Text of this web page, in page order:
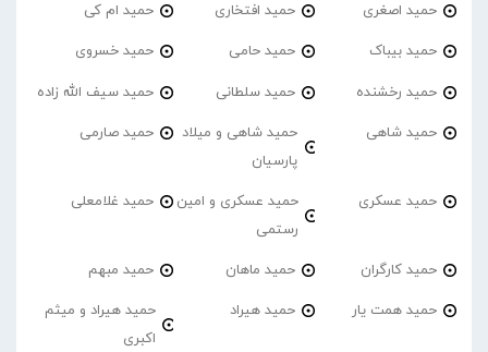
حمید اصغری حمید افتخاری حمید ام کی
حمید بیباک حمید حامی حمید خسروی
حمید رخشنده حمید سلطانی حمید سیف الله زاده
حمید شاهی
حمید شاهی و میلاد
پارسیان
حمید صارمی
حمید عسکری
حمید عسکری و امین
رستمی
حمید غلامعلی
حمید کارگران حمید ماهان حمید مبهم
حمید همت یار حمید هیراد
حمید هیراد و میثم
اکبری